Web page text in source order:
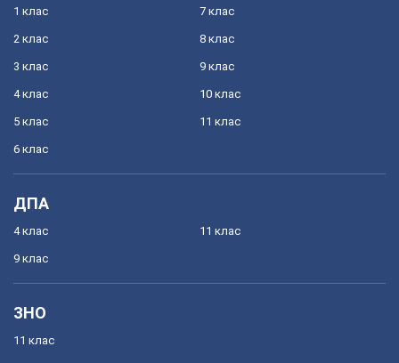
1 клас
2 клас
3 клас
4 клас
5 клас
6 клас
7 клас
8 клас
9 клас
10 клас
11 клас
ДПА
4 клас
9 клас
11 клас
ЗНО
11 клас